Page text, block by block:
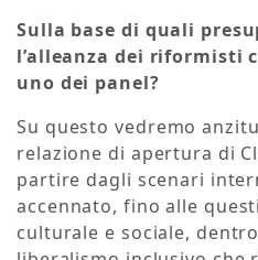
Sulla base di quali
l’alleanza dei riformisti
uno dei panel?
Su questo vedremo
relazione di apertura di
partire dagli scenari
accennato, fino alle
culturale e sociale,